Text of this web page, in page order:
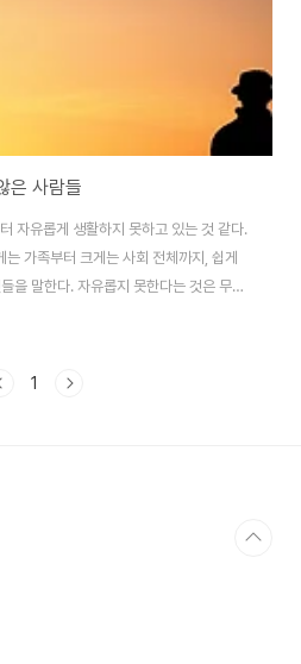
은 사람들
자유롭게 생활하지 못하고 있는 것 같다.
가족부터 크게는 사회 전체까지, 쉽게
을 말한다. 자유롭지 못한다는 것은 무슨
수도 있고 한시도 빠짐없이 SNS나 기타
많은 사람에게 둘러싸여 있는지가 성공한
1